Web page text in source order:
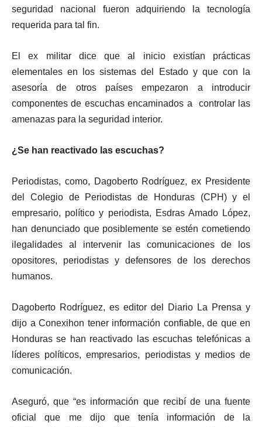
seguridad nacional fueron adquiriendo la tecnología
requerida para tal fin.
El ex militar dice que al inicio existían prácticas
elementales en los sistemas del Estado y que con la
asesoría de otros países empezaron a introducir
componentes de escuchas encaminados a controlar las
amenazas para la seguridad interior.
¿Se han reactivado las escuchas?
Periodistas, como, Dagoberto Rodríguez, ex Presidente
del Colegio de Periodistas de Honduras (CPH) y el
empresario, político y periodista, Esdras Amado López,
han denunciado que posiblemente se estén cometiendo
ilegalidades al intervenir las comunicaciones de los
opositores, periodistas y defensores de los derechos
humanos.
Dagoberto Rodríguez, es editor del Diario La Prensa y
dijo a Conexihon tener información confiable, de que en
Honduras se han reactivado las escuchas telefónicas a
líderes políticos, empresarios, periodistas y medios de
comunicación.
Aseguró, que “es información que recibí de una fuente
oficial que me dijo que tenía información de la